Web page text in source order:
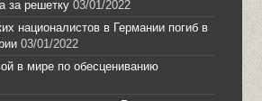
за решетку 03/01/2022
националистов в Германии погиб в
03/01/2022
в мире по обесцениванию